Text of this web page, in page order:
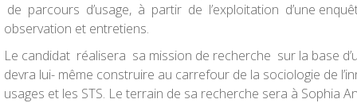
de parcours d’usage, à partir de l’exploitation d’une
observation et entretiens.
Le candidat réalisera sa mission de recherche sur la base
devra lui- même construire au carrefour de la sociologie de
usages et les STS. Le terrain de sa recherche sera à Sophia